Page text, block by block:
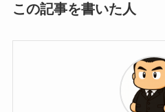
この記事を書いた人